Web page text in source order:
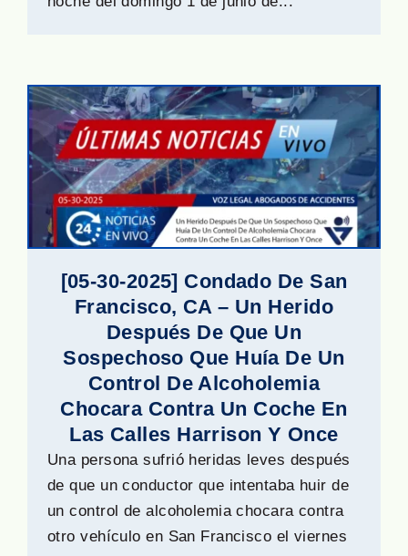
[05-30-2025] Condado De San
Francisco, CA – Un Herido
Después De Que Un
Sospechoso Que Huía De Un
Control De Alcoholemia
Chocara Contra Un Coche En
Las Calles Harrison Y Once
Una persona sufrió heridas leves después
de que un conductor que intentaba huir de
un control de alcoholemia chocara contra
otro vehículo en San Francisco el viernes